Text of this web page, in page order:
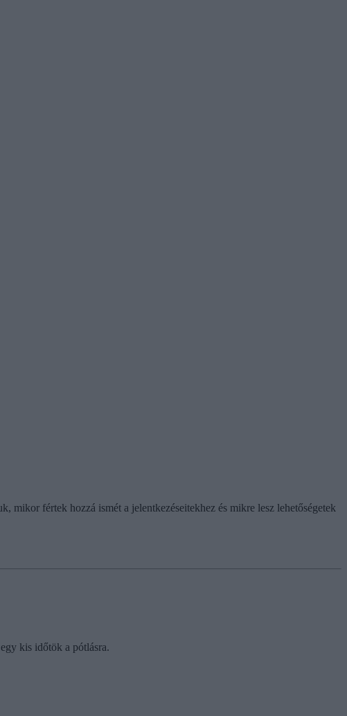
mikor fértek hozzá ismét a jelentkezéseitekhez és mikre lesz lehetőségetek
kis időtök a pótlásra.